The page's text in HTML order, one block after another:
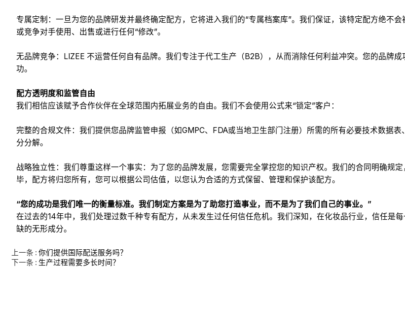
专属定制：一旦为您的品牌研发并最终确定配方，它将进入我们的“专属档案库”。我们保证，该特定配方绝不会
或竞争对手使用、出售或进行任何“修改”。
无品牌竞争：LIZEE 不运营任何自有品牌。我们专注于代工生产（B2B），从而消除任何利益冲突。您的品牌成
功。
配方透明度和监管自由
我们相信应该赋予合作伙伴在全球范围内拓展业务的自由。我们不会使用公式来“锁定”客户：
完整的合规文件：我们提供您品牌监管申报（如GMPC、FDA或当地卫生部门注册）所需的所有必要技术数据表
分分解。
战略独立性：我们尊重这样一个事实：为了您的品牌发展，您需要完全掌控您的知识产权。我们的合同明确规
毕，配方将归您所有，您可以根据公司估值，以您认为合适的方式保留、管理和保护该配方。
“您的成功是我们唯一的衡量标准。我们制定方案是为了助您打造事业，而不是为了我们自己的事业。”
在过去的14年中，我们处理过数千种专有配方，从未发生过任何信任危机。我们深知，在化妆品行业，信任是
缺的无形成分。
上一条
你们提供国际配送服务吗？
下一条
生产过程需要多长时间？